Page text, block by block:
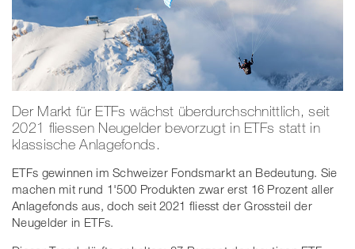
Der Markt für ETFs wächst überdurchschnittlich, seit
2021 fliessen Neugelder bevorzugt in ETFs statt in
klassische Anlagefonds.
ETFs gewinnen im Schweizer Fondsmarkt an Bedeutung. Sie
machen mit rund 1'500 Produkten zwar erst 16 Prozent aller
Anlagefonds aus, doch seit 2021 fliesst der Grossteil der
Neugelder in ETFs.